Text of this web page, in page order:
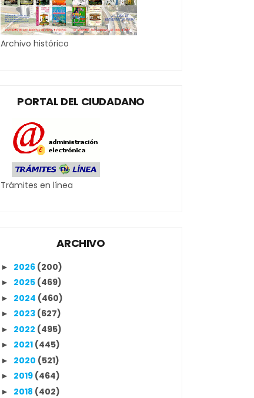
Archivo histórico
PORTAL DEL CIUDADANO
Trámites en línea
ARCHIVO
► 2026 (200)
► 2025 (469)
► 2024 (460)
► 2023 (627)
► 2022 (495)
► 2021 (445)
► 2020 (521)
► 2019 (464)
► 2018 (402)